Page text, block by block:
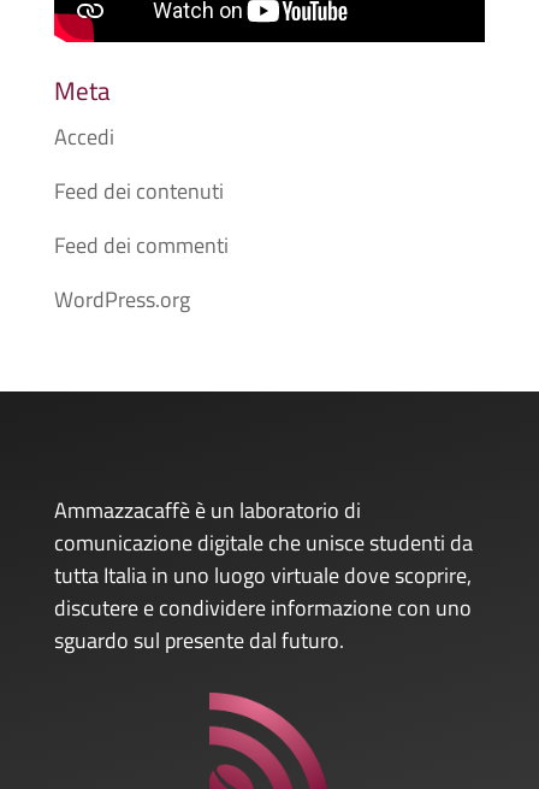
Meta
Accedi
Feed dei contenuti
Feed dei commenti
WordPress.org
Ammazzacaffè è un laboratorio di
comunicazione digitale che unisce studenti da
tutta Italia in uno luogo virtuale dove scoprire,
discutere e condividere informazione con uno
sguardo sul presente dal futuro.